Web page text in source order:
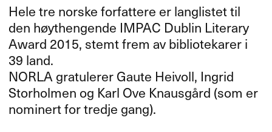
Hele tre norske forfattere er langlistet til
den høythengende IMPAC Dublin Literary
Award 2015, stemt frem av bibliotekarer i
39 land.
NORLAgratulerer Gaute Heivoll, Ingrid
Storholmen og Karl Ove Knausgård (som er
nominert for tredje gang).